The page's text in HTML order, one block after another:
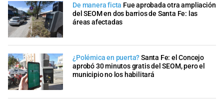
De manera ficta Fue aprobada otra ampliación
del SEOM en dos barrios de Santa Fe: las
áreas afectadas
¿Polémica en puerta?Santa Fe: el Concejo
aprobó 30 minutos gratis del SEOM, pero el
municipio no los habilitará